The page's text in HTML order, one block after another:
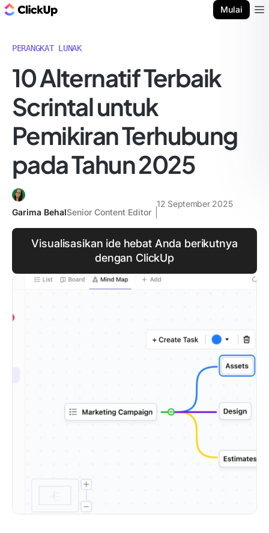
Mulai
PERANGKAT LUNAK
10 Alternatif Terbaik
Scrintal untuk
Pemikiran Terhubung
pada Tahun 2025
Garima BehalSenior Content Editor
12 September 2025
Visualisasikan ide hebat Anda berikutnya
dengan ClickUp